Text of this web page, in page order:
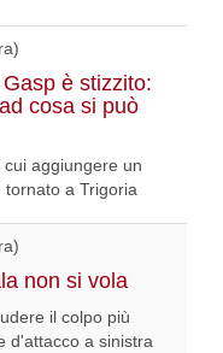
è stizzito:
cosa si può
aggiungere un
tornato a Trigoria
non si vola
il colpo più
d'attacco a sinistra